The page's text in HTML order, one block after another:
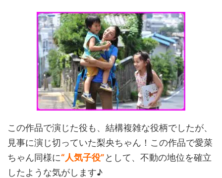
この作品で演じた役も、結構複雑な役柄でしたが、
見事に演じ切っていた梨央ちゃん！この作品で愛菜
ちゃん同様に“人気子役”として、不動の地位を確立
したような気がします♪